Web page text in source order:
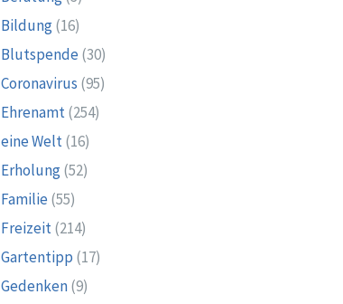
Bildung(16)
Blutspende (30)
Coronavirus (95)
Ehrenamt(254)
eine Welt(16)
Erholung(52)
Familie (55)
Freizeit(214)
Gartentipp (17)
Gedenken(9)